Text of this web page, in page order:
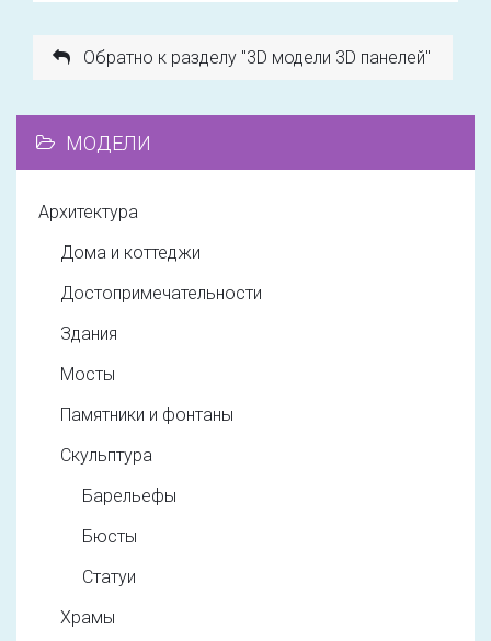
Обратно к разделу "3D модели 3D панелей"
МОДЕЛИ
Архитектура
Дома и коттеджи
Достопримечательности
Здания
Мосты
Памятники и фонтаны
Скульптура
Барельефы
Бюсты
Статуи
Храмы